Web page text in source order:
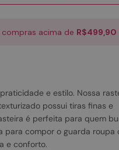
acima de R$499,90
e estilo. Nossa
possui tiras finas e
é perfeita para quem
para compor o guarda roupa
e conforto.